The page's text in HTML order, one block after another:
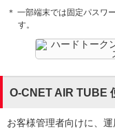
＊ 一部端末では固定パスワ
す。
O-CNET AIR TUBE
お客様管理者向けに、